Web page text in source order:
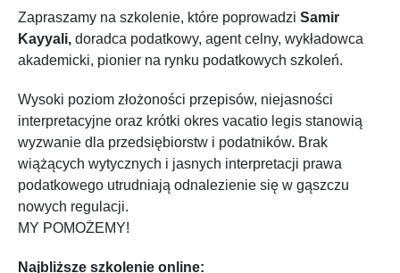
Zapraszamy na szkolenie, które poprowadzi Samir
Kayyali, doradca podatkowy, agent celny, wykładowca
akademicki, pionier na rynku podatkowych szkoleń.
Wysoki poziom złożoności przepisów, niejasności
interpretacyjne oraz krótki okres vacatio legis stanowią
wyzwanie dla przedsiębiorstw i podatników. Brak
wiążących wytycznych i jasnych interpretacji prawa
podatkowego utrudniają odnalezienie się w gąszczu
nowych regulacji.
MY POMOŻEMY!
Najbliższe szkolenie online: